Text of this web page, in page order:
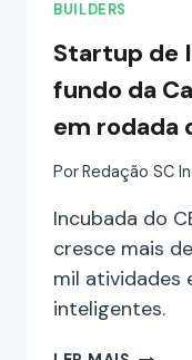
BUILDERS
Startup de
fundo da
em rodada
Por Redação SC
Incubada do
cresce mais
mil atividades
inteligentes.